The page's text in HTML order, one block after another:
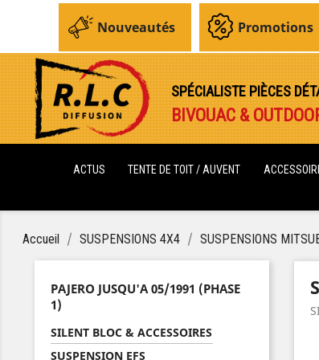
Nouveautés Promotions
SPÉCIALISTE PIÈCES
BIVOUAC &
ACTUS TENTE DE TOIT / AUVENT
Accueil SUSPENSIONS 4X4 SUSPENSIONS
PAJERO JUSQU'A 05/1991 (PHASE
1)
SILENT BLOC & ACCESSOIRES
SUSPENSION EFS